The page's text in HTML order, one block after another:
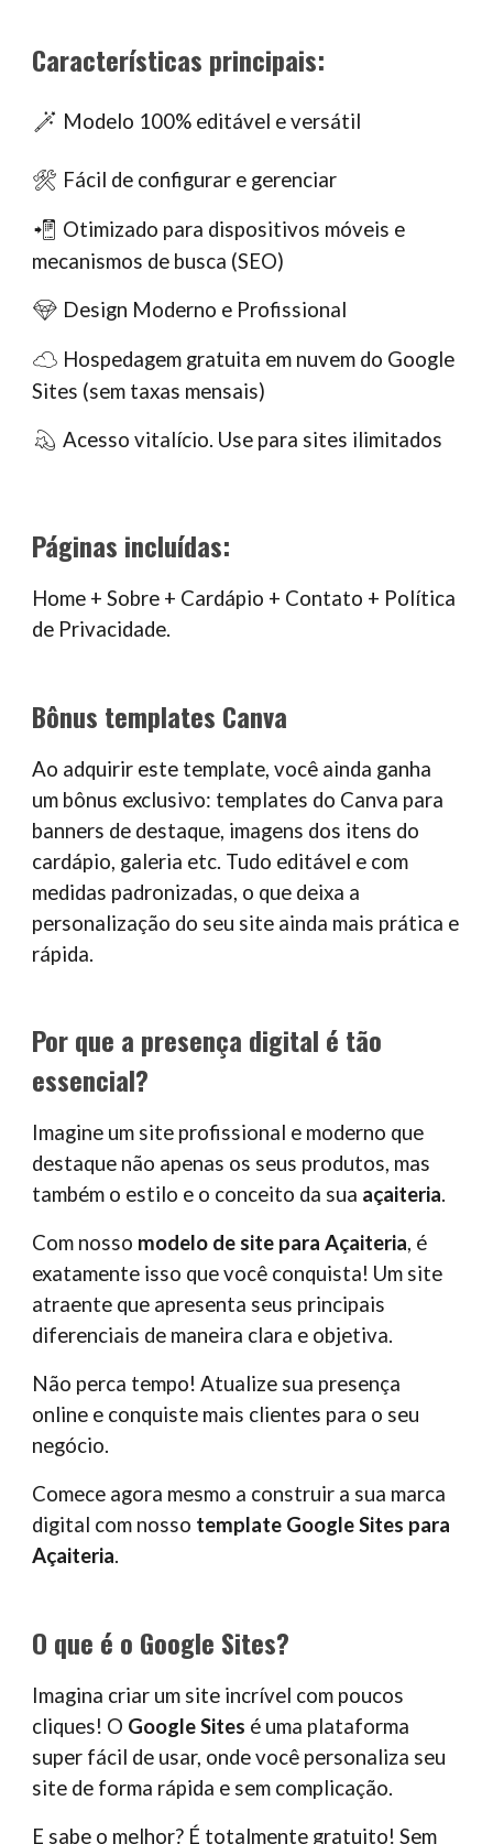
Características principais:
🪄 Modelo 100% editável e versátil
🛠 Fácil de configurar e gerenciar
📲 Otimizado para dispositivos móveis e
mecanismos de busca (SEO)
💎 Design Moderno e Profissional
☁️ Hospedagem gratuita em nuvem do Google
Sites (sem taxas mensais)
💫 Acesso vitalício. Use para sites ilimitados
Páginas incluídas:
Home + Sobre + Cardápio + Contato + Política
de Privacidade.
Bônus templates Canva
Ao adquirir este template, você ainda ganha
um bônus exclusivo: templates do Canva para
banners de destaque, imagens dos itens do
cardápio, galeria etc. Tudo editável e com
medidas padronizadas, o que deixa a
personalização do seu site ainda mais prática e
rápida.
Por que a presença digital é tão
essencial?
Imagine um site profissional e moderno que
destaque não apenas os seus produtos, mas
também o estilo e o conceito da sua açaiteria.
Com nosso modelo de site paraAçaiteria, é
exatamente isso que você conquista! Um site
atraente que apresenta seus principais
diferenciais de maneira clara e objetiva.
Não perca tempo! Atualize sua presença
online e conquiste mais clientes para o seu
negócio.
Comece agora mesmo a construir a sua marca
digital com nosso template Google Sites para
Açaiteria.
O que é o Google Sites?
Imagina criar um site incrível com poucos
cliques! O Google Sites é uma plataforma
super fácil de usar, onde você personaliza seu
site de forma rápida e sem complicação.
E sabe o melhor? É totalmente gratuito! Sem